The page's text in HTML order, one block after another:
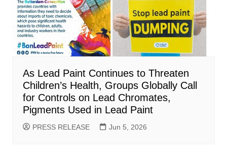
As Lead Paint Continues to Threaten
Children’s Health, Groups Globally Call
for Controls on Lead Chromates,
Pigments Used in Lead Paint
PRESS RELEASE Jun 5, 2026